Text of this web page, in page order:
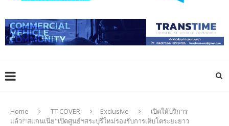
Home TT COVER Exclusive
เปิดให้บริการ
แล้ว!“สแกนเนีย”เปิดศูนย์ฯสระบุรีใหม่รองรับการเติบโตระยะยาว